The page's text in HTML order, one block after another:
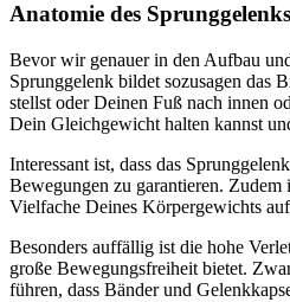
Anatomie des Sprunggelenks
Bevor wir genauer in den Aufbau
Sprunggelenk bildet sozusagen das
stellst oder Deinen Fuß nach innen
Dein Gleichgewicht halten kannst
Interessant ist, dass das
Bewegungen zu garantieren. Zudem
Vielfache Deines Körpergewichts
Besonders auffällig ist die hohe
große Bewegungsfreiheit bietet.
führen, dass Bänder und